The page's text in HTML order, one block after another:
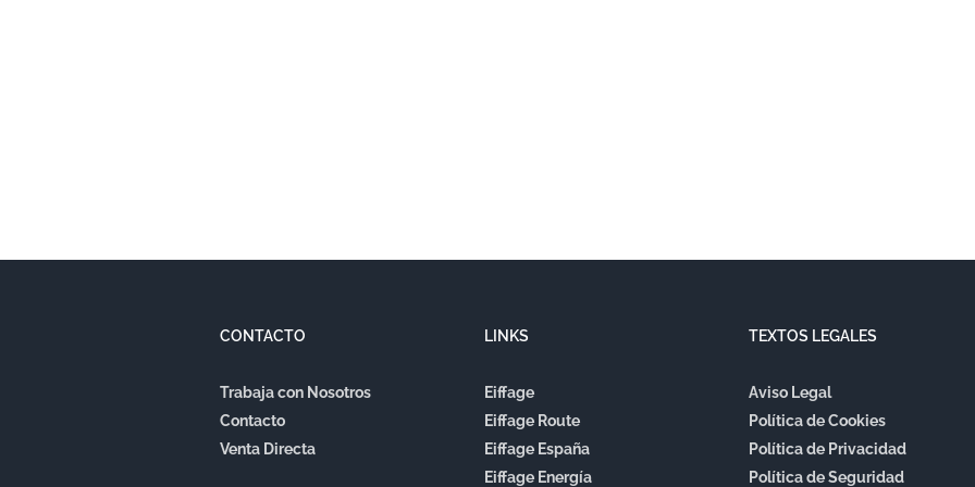
CONTACTO
Trabaja con Nosotros
Contacto
Venta Directa
LINKS
Eiffage
Eiffage Route
Eiffage España
Eiffage Energía
TEXTOS LEGALES
Aviso Legal
Política de Cookies
Política de Privacidad
Política de Seguridad